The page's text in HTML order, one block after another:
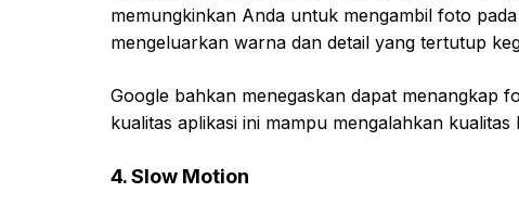
memungkinkan Anda untuk mengambil foto
mengeluarkan warna dan detail yang tertutup
Google bahkan menegaskan dapat menangkap
kualitas aplikasi ini mampu mengalahkan
4. Slow Motion